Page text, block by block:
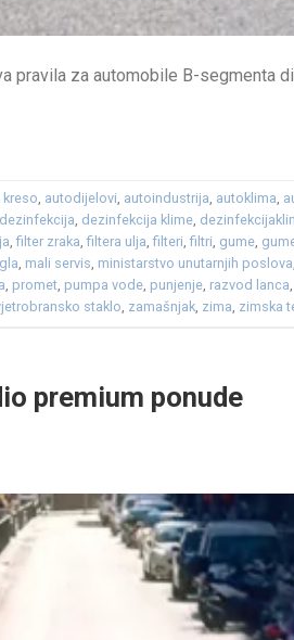
pravila za automobile B-segmenta
kreso, autodijelovi, autoindustrija, autoklima,
dezinfekcija, dezinfekcija klime,
,filter zraka,filtera ulja,filteri,filtri, gume,
, mali servis, ministarstvo unutarnjih poslova,
, promet, pumpa vode, punjenje, razvod lanca,
staklo, zamašnjak, zima, zimska
premium ponude